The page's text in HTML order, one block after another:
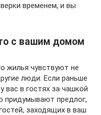
временем, и вы
с вашим домом
жилья чувствуют не
люди. Если раньше
вас в гостях за чашкой
придумывают предлог,
заходящих в ваш